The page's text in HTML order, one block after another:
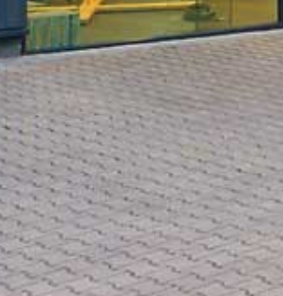
IMPRESSUM
Graf-Zeppelin-Ring 24
48346 Ostbevern
Telefon:
0 25 32/95 96 46 0
Telefax:
0 25 32/95 96 46 0